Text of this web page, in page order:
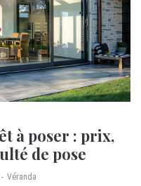
à poser : prix,
de pose
Véranda